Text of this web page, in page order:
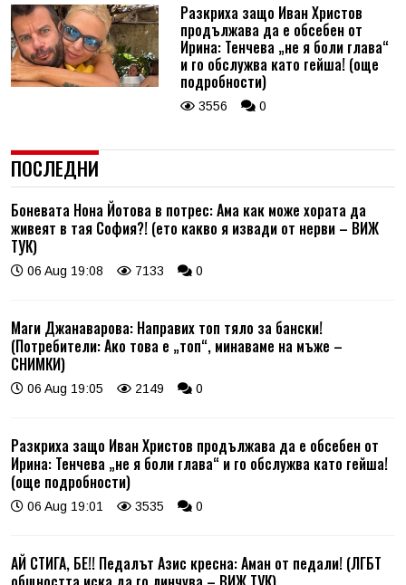
Разкриха защо Иван Христов
продължава да е обсебен от
Ирина: Тенчева „не я боли глава“
и го обслужва като гейша! (още
подробности)
3556 0
ПОСЛЕДНИ
Боневата Нона Йотова в потрес: Ама как може хората да
живеят в тая София?! (ето какво я извади от нерви – ВИЖ
ТУК)
06 Aug 19:08 7133 0
Маги Джанаварова: Направих топ тяло за бански!
(Потребители: Ако това е „топ“, минаваме на мъже –
СНИМКИ)
06 Aug 19:05 2149 0
Разкриха защо Иван Христов продължава да е обсебен от
Ирина: Тенчева „не я боли глава“ и го обслужва като гейша!
(още подробности)
06 Aug 19:01 3535 0
АЙ СТИГА, БЕ!! Педалът Азис кресна: Аман от педали! (ЛГБТ